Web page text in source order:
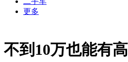
更多
不到10万也能有